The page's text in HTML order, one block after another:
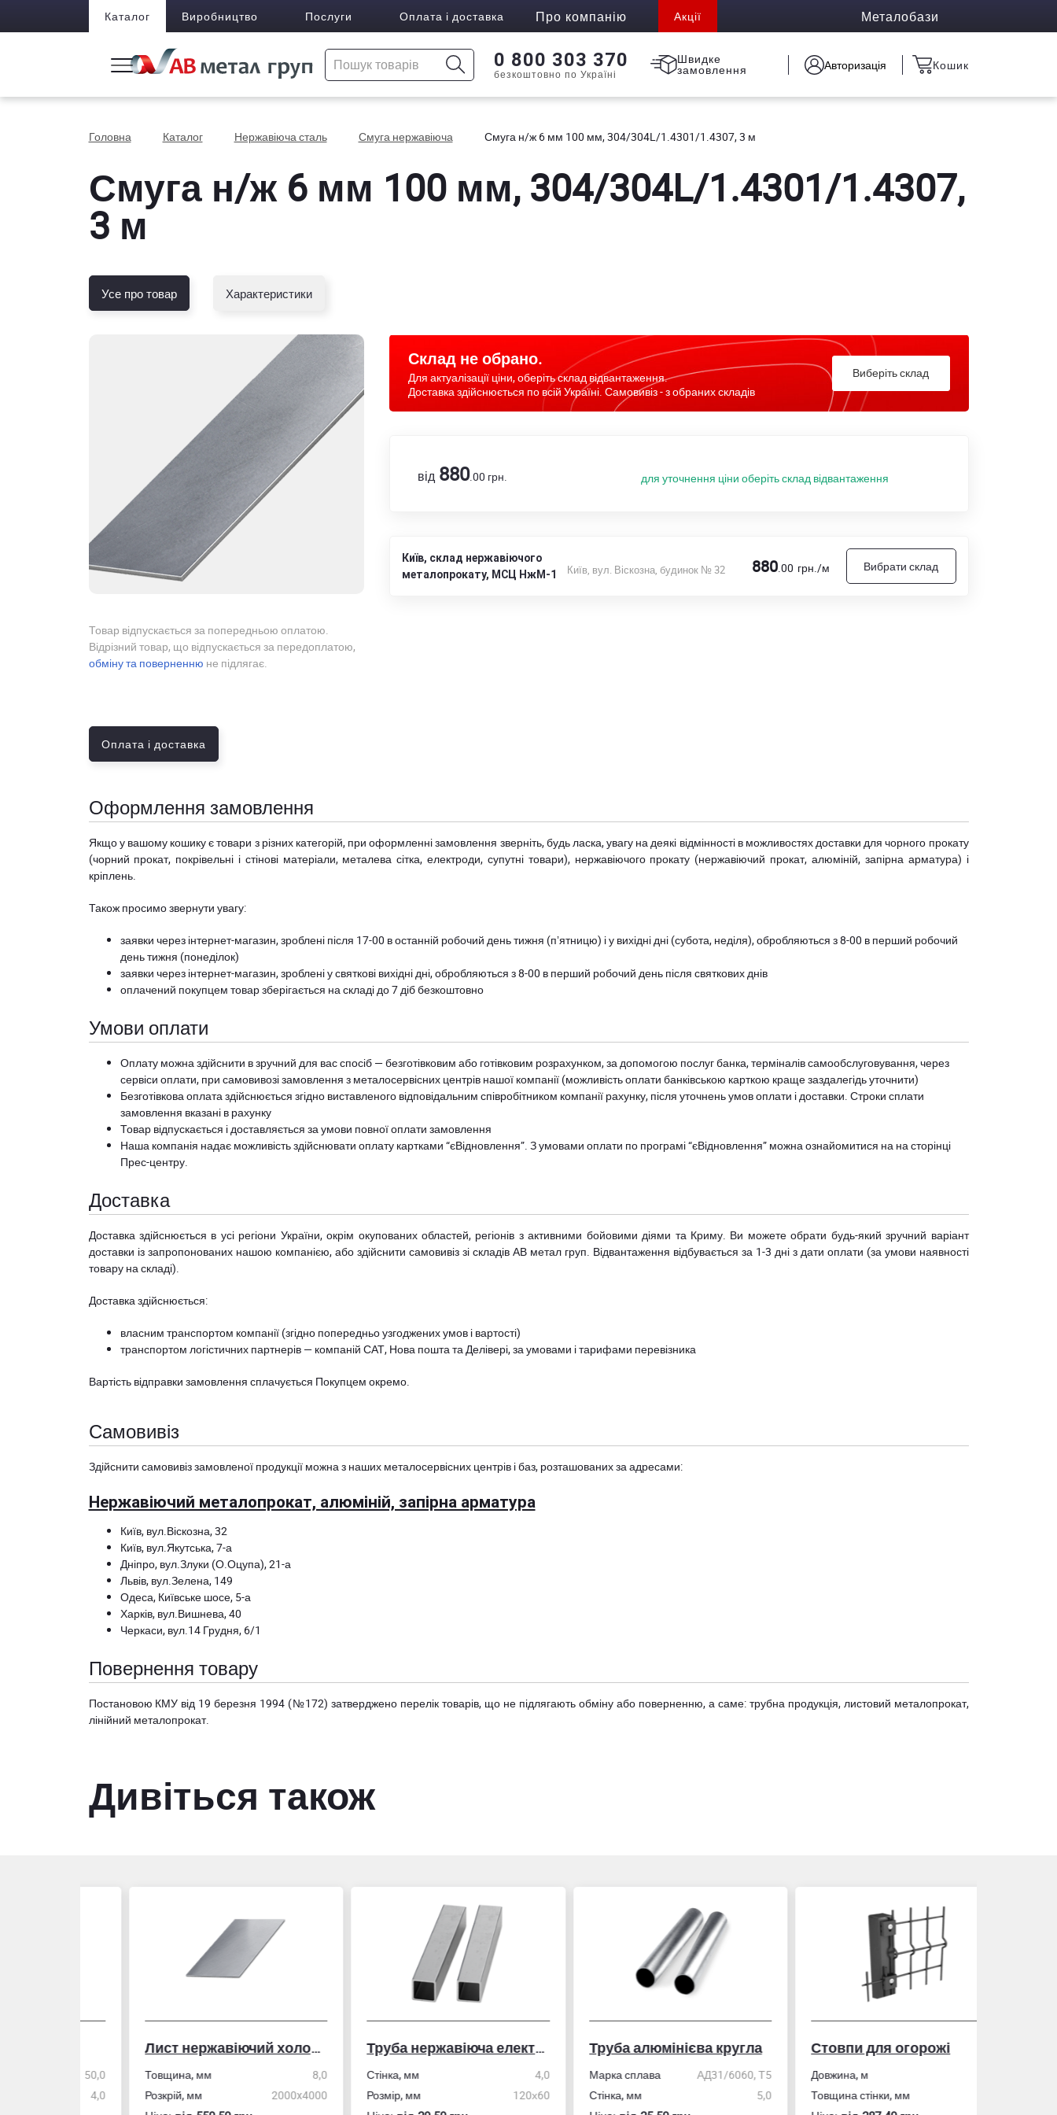
Каталог Виробництво Послуги Оплата і доставка Про компанію Акції Металобази
0 800 303 370
безкоштовно по Україні
Швидке
замовлення Авторизація Кошик
Головна Каталог Нержавіюча сталь Смуга нержавіюча Смуга н/ж 6 мм 100 мм, 304/304L/1.4301/1.4307, 3 м
Смуга н/ж 6 мм 100 мм, 304/304L/1.4301/1.4307,
3 м
Усе про товар Характеристики
Товар відпускається за попередньою оплатою.
Відрізний товар, що відпускається за передоплатою,
обміну та поверненню не підлягає.
Склад не обрано.
Для актуалізації ціни, оберіть склад відвантаження.
Доставка здійснюється по всій Україні. Самовивіз - з обраних складів
Виберіть склад
від 880.00 грн. для уточнення ціни оберіть склад відвантаження
Київ, склад нержавіючого
металопрокату, МСЦ НжМ-1
Київ, вул. Віскозна, будинок № 32 880.00 грн./м Вибрати склад
Оплата і доставка
Оформлення замовлення
Якщо у вашому кошику є товари з різних категорій, при оформленні замовлення зверніть, будь ласка, увагу на деякі відмінності в можливостях доставки для чорного прокату
(чорний прокат, покрівельні і стінові матеріали, металева сітка, електроди, супутні товари), нержавіючого прокату (нержавіючий прокат, алюміній, запірна арматура) і
кріплень.
Також просимо звернути увагу:
заявки через інтернет-магазин, зроблені після 17-00 в останній робочий день тижня (пʼятницю) і у вихідні дні (субота, неділя), обробляються з 8-00 в перший робочий
день тижня (понеділок)
заявки через інтернет-магазин, зроблені у святкові вихідні дні, обробляються з 8-00 в перший робочий день після святкових днів
оплачений покупцем товар зберігається на складі до 7 діб безкоштовно
Умови оплати
Оплату можна здійснити в зручний для вас спосіб — безготівковим або готівковим розрахунком, за допомогою послуг банка, терміналів самообслуговування, через
сервіси оплати, при самовивозі замовлення з металосервісних центрів нашої компанії (можливість оплати банківською карткою краще заздалегідь уточнити)
Безготівкова оплата здійснюється згідно виставленого відповідальним співробітником компанії рахунку, після уточнень умов оплати і доставки. Строки сплати
замовлення вказані в рахунку
Товар відпускається і доставляється за умови повної оплати замовлення
Наша компанія надає можливість здійснювати оплату картками “єВідновлення”. З умовами оплати по програмі “єВідновлення” можна ознайомитися на на сторінці
Прес-центру.
Доставка
Доставка здійснюється в усі регіони України, окрім окупованих областей, регіонів з активними бойовими діями та Криму. Ви можете обрати будь-який зручний варіант
доставки із запропонованих нашою компанією, або здійснити самовивіз зі складів АВ метал груп. Відвантаження відбувається за 1-3 дні з дати оплати (за умови наявності
товару на складі).
Доставка здійснюється:
власним транспортом компанії (згідно попередньо узгоджених умов і вартості)
транспортом логістичних партнерів — компаній САТ, Нова пошта та Делівері, за умовами і тарифами перевізника
Вартість відправки замовлення сплачується Покупцем окремо.
Самовивіз
Здійснити самовивіз замовленої продукції можна з наших металосервісних центрів і баз, розташованих за адресами:
Нержавіючий металопрокат, алюміній, запірна арматура
Київ, вул.Віскозна, 32
Київ, вул.Якутська, 7-а
Дніпро, вул.Злуки (О.Оцупа), 21-а
Львів, вул.Зелена, 149
Одеса, Київське шосе, 5-а
Харків, вул.Вишнева, 40
Черкаси, вул.14 Грудня, 6/1
Повернення товару
Постановою КМУ від 19 березня 1994 (№172) затверджено перелік товарів, що не підлягають обміну або поверненню, а саме: трубна продукція, листовий металопрокат,
лінійний металопрокат.
Дивіться також
Лист нержавіючий холоднокатаний
Товщина, мм
Розкрій, мм
2000x4000
Труба нержавіюча електрозварна профільна
Стінка, мм
Розмір, мм
Труба алюмінієва кругла
Марка сплава
АД31/6060, Т5
Стінка, мм
Стовпи для огорожі
Довжина, м
Товщина стінки, мм